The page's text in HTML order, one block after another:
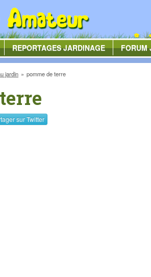
REPORTAGESJARDINAGE FORUM
jardin pomme de terre
surTwitter